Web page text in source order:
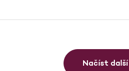
Načíst další